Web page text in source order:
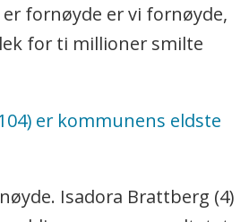
er fornøyde er vi fornøyde,
for ti millioner smilte
er kommunens eldste
Isadora Brattberg (4)